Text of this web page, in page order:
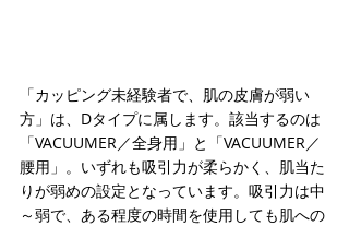
「カッピング未経験者で、肌の皮膚が弱い
方」は、Dタイプに属します。該当するのは
「VACUUMER／全身用」と「VACUUMER／
腰用」。いずれも吸引力が柔らかく、肌当た
りが弱めの設定となっています。吸引力は中
～弱で、ある程度の時間を使用しても肌への